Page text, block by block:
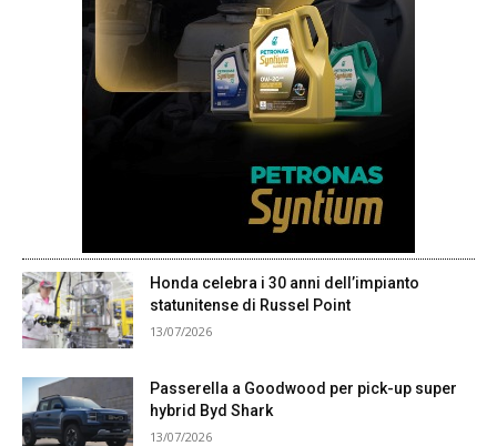
Honda celebra i 30 anni dell’impianto
statunitense di Russel Point
13/07/2026
Passerella a Goodwood per pick-up super
hybrid Byd Shark
13/07/2026